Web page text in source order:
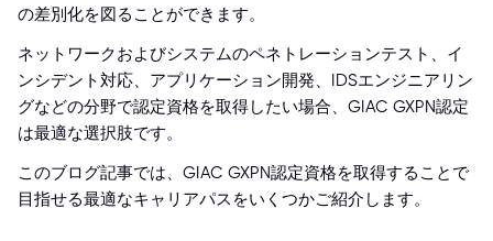
の差別化を図ることができます。
ネットワークおよびシステムのペネトレーションテスト、イ
ンシデント対応、アプリケーション開発、IDSエンジニアリン
グなどの分野で認定資格を取得したい場合、GIAC GXPN認定
は最適な選択肢です。
このブログ記事では、GIAC GXPN認定資格を取得することで
目指せる最適なキャリアパスをいくつかご紹介します。